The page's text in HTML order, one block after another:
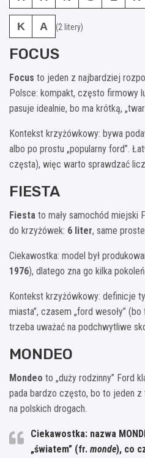
K A (2 litery)
FOCUS
Focus to jeden z najbardziej
Polsce: kompakt, często firmowy
pasuje idealnie, bo ma krótką,
Kontekst krzyżówkowy: bywa
albo po prostu „popularny ford”.
częsta), więc warto sprawdzać
FIESTA
Fiesta to mały samochód miejski
do krzyżówek: 6 liter, same
Ciekawostka: model był
1976), dlatego zna go kilka
Kontekst krzyżówkowy: definicje
miasta”, czasem „ford wesoły”
trzeba uważać na podchwytliwe
MONDEO
Mondeo to „duży rodzinny” Ford
pada bardzo często, bo to jeden z
na polskich drogach.
Ciekawostka: nazwa
„światem” (fr. monde), co